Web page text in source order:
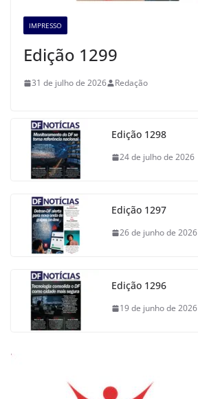
IMPRESSO
Edição 1299
31 de julho de 2026 Redação
Edição 1298
24 de julho de 2026
Edição 1297
26 de junho de 2026
Edição 1296
19 de junho de 2026